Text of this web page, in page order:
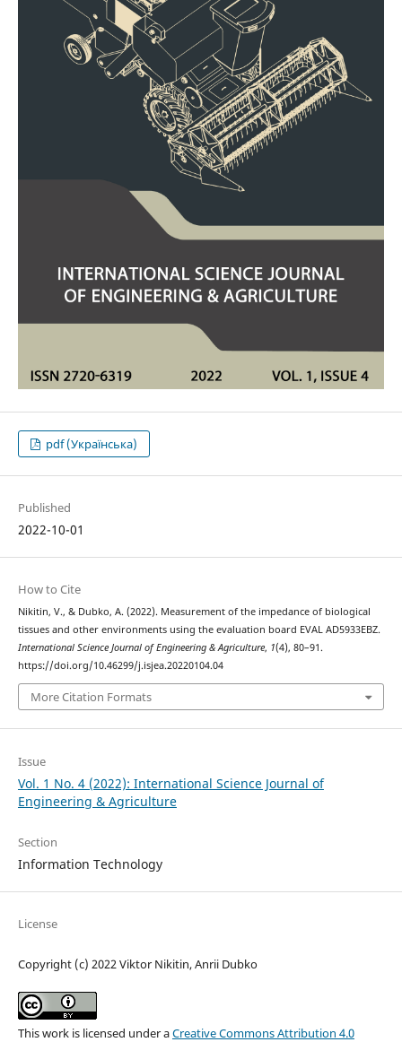
pdf (Українська)
Published
2022-10-01
How to Cite
Nikitin, V., & Dubko, A. (2022). Measurement of the impedance of biological
tissues and other environments using the evaluation board EVAL AD5933EBZ.
International Science Journal of Engineering & Agriculture, 1(4), 80–91.
https://doi.org/10.46299/j.isjea.20220104.04
More Citation Formats
Issue
Vol. 1 No. 4 (2022): International Science Journal of
Engineering & Agriculture
Section
Information Technology
License
Copyright (c) 2022 Viktor Nikitin, Anrii Dubko
This work is licensed under aCreative Commons Attribution 4.0